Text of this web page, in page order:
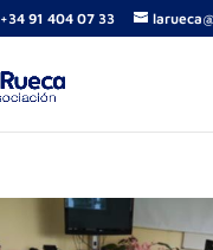
+34 91 404 07 33